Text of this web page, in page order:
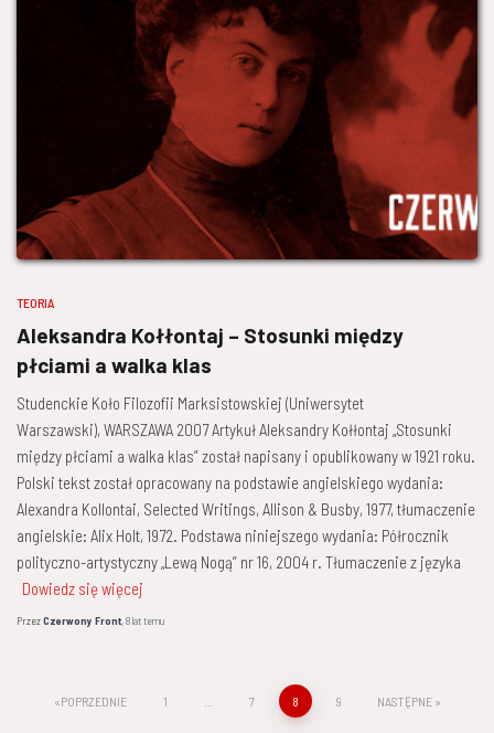
TEORIA
Aleksandra Kołłontaj – Stosunki między
płciami a walka klas
Studenckie Koło Filozofii Marksistowskiej (Uniwersytet
Warszawski), WARSZAWA 2007 Artykuł Aleksandry Kołłontaj „Stosunki
między płciami a walka klas” został napisany i opublikowany w 1921 roku.
Polski tekst został opracowany na podstawie angielskiego wydania:
Alexandra Kollontai, Selected Writings, Allison & Busby, 1977, tłumaczenie
angielskie: Alix Holt, 1972. Podstawa niniejszego wydania: Półrocznik
polityczno-artystyczny „Lewą Nogą” nr 16, 2004 r. Tłumaczenie z języka
Dowiedz się więcej
PrzezCzerwony Front,8 lattemu
Stronicowanie
POPRZEDNIE 1 7 8 9 NASTĘPNE